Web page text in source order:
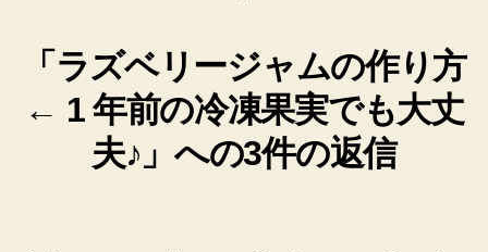
「ラズベリージャムの作り方
← 1 年前の冷凍果実でも大丈
夫♪」への3件の返信